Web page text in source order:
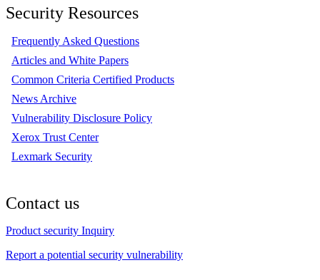
Security Resources
Frequently Asked Questions
Articles and White Papers
Common Criteria Certified Products
News Archive
Vulnerability Disclosure Policy
Xerox Trust Center
Lexmark Security
Contact us
Product security Inquiry
Report a potential security vulnerability